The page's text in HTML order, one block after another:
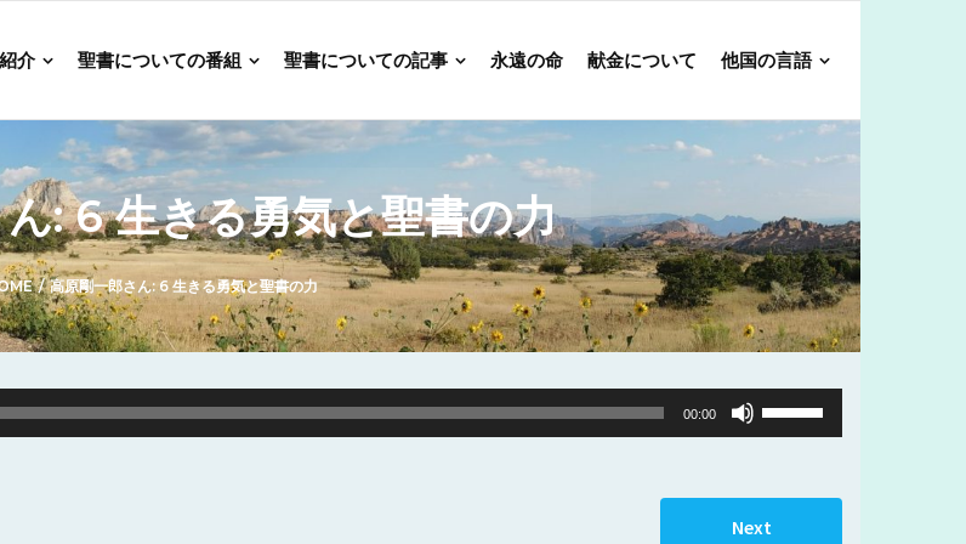
介 聖書についての番組 聖書についての記事 永遠の命 献金について 他国の言語
: 6 生きる勇気と聖書の力
/高原剛一郎さん: 6 生きる勇気と聖書の力
00:00
Use
Up/Down
to
Next